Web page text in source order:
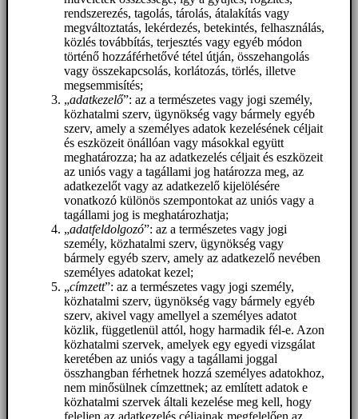
rendszerezés, tagolás, tárolás, átalakítás vagy
megváltoztatás, lekérdezés, betekintés, felhasználás,
közlés továbbítás, terjesztés vagy egyéb módon
történő hozzáférhetővé tétel útján, összehangolás
vagy összekapcsolás, korlátozás, törlés, illetve
megsemmisítés;
„adatkezelő”: az a természetes vagy jogi személy,
közhatalmi szerv, ügynökség vagy bármely egyéb
szerv, amely a személyes adatok kezelésének céljait
és eszközeit önállóan vagy másokkal együtt
meghatározza; ha az adatkezelés céljait és eszközeit
az uniós vagy a tagállami jog határozza meg, az
adatkezelőt vagy az adatkezelő kijelölésére
vonatkozó különös szempontokat az uniós vagy a
tagállami jog is meghatározhatja;
„adatfeldolgozó”: az a természetes vagy jogi
személy, közhatalmi szerv, ügynökség vagy
bármely egyéb szerv, amely az adatkezelő nevében
személyes adatokat kezel;
„címzett”: az a természetes vagy jogi személy,
közhatalmi szerv, ügynökség vagy bármely egyéb
szerv, akivel vagy amellyel a személyes adatot
közlik, függetlenül attól, hogy harmadik fél-e. Azon
közhatalmi szervek, amelyek egy egyedi vizsgálat
keretében az uniós vagy a tagállami joggal
összhangban férhetnek hozzá személyes adatokhoz,
nem minősülnek címzettnek; az említett adatok e
közhatalmi szervek általi kezelése meg kell, hogy
feleljen az adatkezelés céljainak megfelelően az